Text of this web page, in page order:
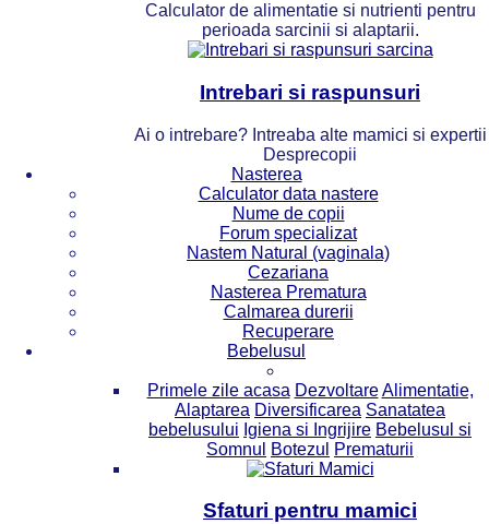
Calculator de alimentatie si nutrienti pentru
perioada sarcinii si alaptarii.
Intrebari si raspunsuri
Ai o intrebare? Intreaba alte mamici si expertii
Desprecopii
Nasterea
Calculator data nastere
Nume de copii
Forum specializat
Nastem Natural (vaginala)
Cezariana
Nasterea Prematura
Calmarea durerii
Recuperare
Bebelusul
Primele zile acasa Dezvoltare Alimentatie,
Alaptarea Diversificarea Sanatatea
bebelusului Igiena si Ingrijire Bebelusul si
Somnul
Botezul Prematurii
Sfaturi pentru mamici